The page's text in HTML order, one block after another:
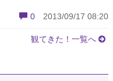
0 2013/09/17 08:20
観てきた！一覧へ